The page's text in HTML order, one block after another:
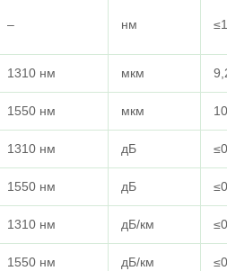
– нм
1310 нм мкм
1550 нм мкм
1310 нм дБ
1550 нм дБ
1310 нм дБ/км
1550 нм дБ/км